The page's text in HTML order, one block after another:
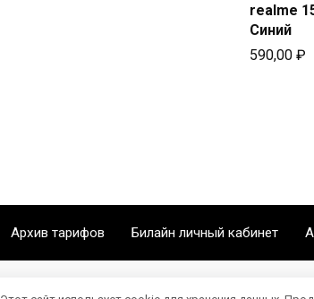
realme
Синий
590,00 ₽
Архив тарифов Билайн личный кабинет